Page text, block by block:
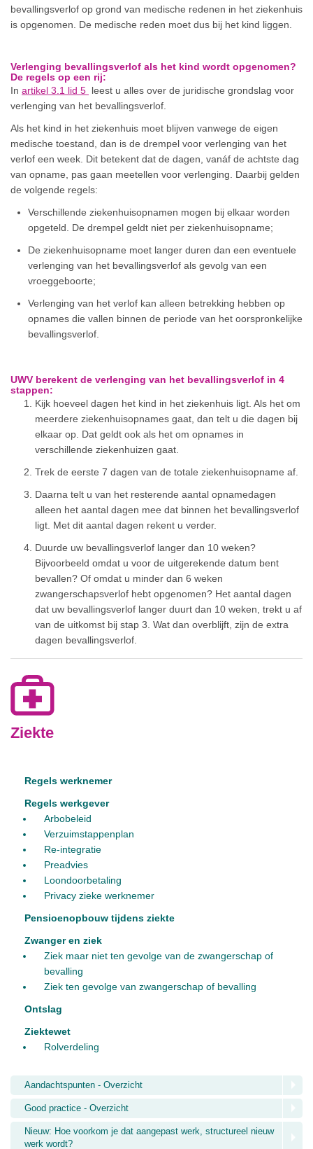
Ziekte
Regels werknemer
Regels werkgever
Arbobeleid
Verzuimstappenplan
Re-integratie
Preadvies
Loondoorbetaling
Privacy zieke werknemer
Pensioenopbouw tijdens ziekte
Zwanger en ziek
Ziek maar niet ten gevolge van de zwangerschap of
bevalling
Ziek ten gevolge van zwangerschap of bevalling
Ontslag
Ziektewet
Rolverdeling
Aandachtspunten - Overzicht
Good practice - Overzicht
Nieuw: Hoe voorkom je dat aangepast werk, structureel nieuw
werk wordt?
bevallingsverlof op grond van medische redenen in het ziekenhuis
is opgenomen. De medische reden moet dus bij het kind liggen.
Verlenging bevallingsverlof als het kind wordt opgenomen?
De regels op een rij:
In artikel 3.1 lid 5 leest u alles over de juridische grondslag voor
verlenging van het bevallingsverlof.
Als het kind in het ziekenhuis moet blijven vanwege de eigen
medische toestand, dan is de drempel voor verlenging van het
verlof een week. Dit betekent dat de dagen, vanáf de achtste dag
van opname, pas gaan meetellen voor verlenging. Daarbij gelden
de volgende regels:
Verschillende ziekenhuisopnamen mogen bij elkaar worden
opgeteld. De drempel geldt niet per ziekenhuisopname;
De ziekenhuisopname moet langer duren dan een eventuele
verlenging van het bevallingsverlof als gevolg van een
vroeggeboorte;
Verlenging van het verlof kan alleen betrekking hebben op
opnames die vallen binnen de periode van het oorspronkelijke
bevallingsverlof.
UWV berekent de verlenging van het bevallingsverlof in 4
stappen:
Kijk hoeveel dagen het kind in het ziekenhuis ligt. Als het om
meerdere ziekenhuisopnames gaat, dan telt u die dagen bij
elkaar op. Dat geldt ook als het om opnames in
verschillende ziekenhuizen gaat.
Trek de eerste 7 dagen van de totale ziekenhuisopname af.
Daarna telt u van het resterende aantal opnamedagen
alleen het aantal dagen mee dat binnen het bevallingsverlof
ligt. Met dit aantal dagen rekent u verder.
Duurde uw bevallingsverlof langer dan 10 weken?
Bijvoorbeeld omdat u voor de uitgerekende datum bent
bevallen? Of omdat u minder dan 6 weken
zwangerschapsverlof hebt opgenomen? Het aantal dagen
dat uw bevallingsverlof langer duurt dan 10 weken, trekt u af
van de uitkomst bij stap 3. Wat dan overblijft, zijn de extra
dagen bevallingsverlof.